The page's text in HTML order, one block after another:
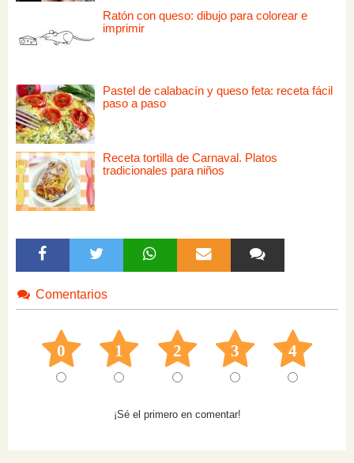
Ratón con queso: dibujo para colorear e
imprimir
Pastel de calabacín y queso feta: receta fácil
paso a paso
Receta tortilla de Carnaval. Platos
tradicionales para niños
Comentarios
0 1 2 3 4
¡Sé el primero en comentar!